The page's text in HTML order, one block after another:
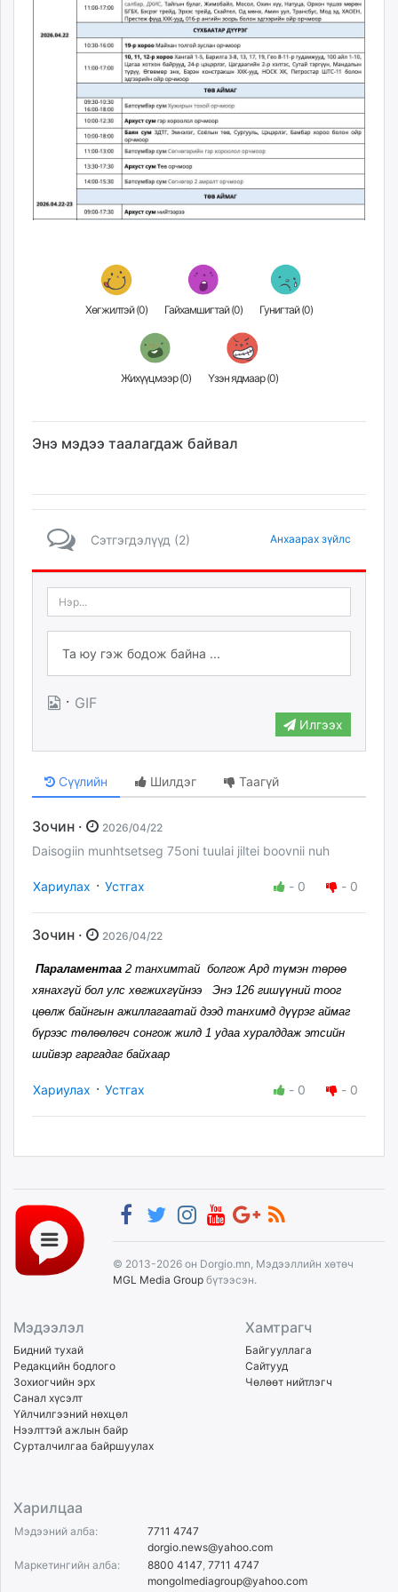
isee.mn
tumen.mn
shuum.mn
tvmongolia.mn
mass.mn
Хөгжилтэй (0) Гайхамшигтай (0) Гунигтай (0)
Жихүүцмээр (0) Үзэн ядмаар (0)
Энэ мэдээ таалагдаж байвал
Сэтгэгдэлүүд (2) Анхаарах зүйлс
· GIF
Илгээх
Сүүлийн Шилдэг Таагүй
Зочин · 2026/04/22
Daisogiin munhtsetseg 75oni tuulai jiltei boovnii nuh
Хариулах · Устгах - 0 - 0
Зочин · 2026/04/22
Параламентаа 2 танхимтай болгож Ард түмэн төрөө
хянахгүй бол улс хөгжихгүйнээ Энэ 126 гишүүний тоог
цөөлж байнгын ажиллагаатай дээд танхимд дүүрэг аймаг
бүрээс төлөөлөгч сонгож жилд 1 удаа хуралддаж этсийн
шийвэр гаргадаг байхаар
Хариулах · Устгах - 0 - 0
© 2013-2026 он Dorgio.mn, Мэдээллийн хөтөч
MGL Media Group бүтээсэн.
Мэдээлэл
Бидний тухай
Редакцийн бодлого
Зохиогчийн эрх
Санал хүсэлт
Үйлчилгээний нөхцөл
Нээлттэй ажлын байр
Сурталчилгаа байршуулах
Хамтрагч
Байгууллага
Сайтууд
Чөлөөт нийтлэгч
Харилцаа
Мэдээний алба:
7711 4747
dorgio.news@yahoo.com
Маркетингийн алба:
8800 4147, 7711 4747
mongolmediagroup@yahoo.com